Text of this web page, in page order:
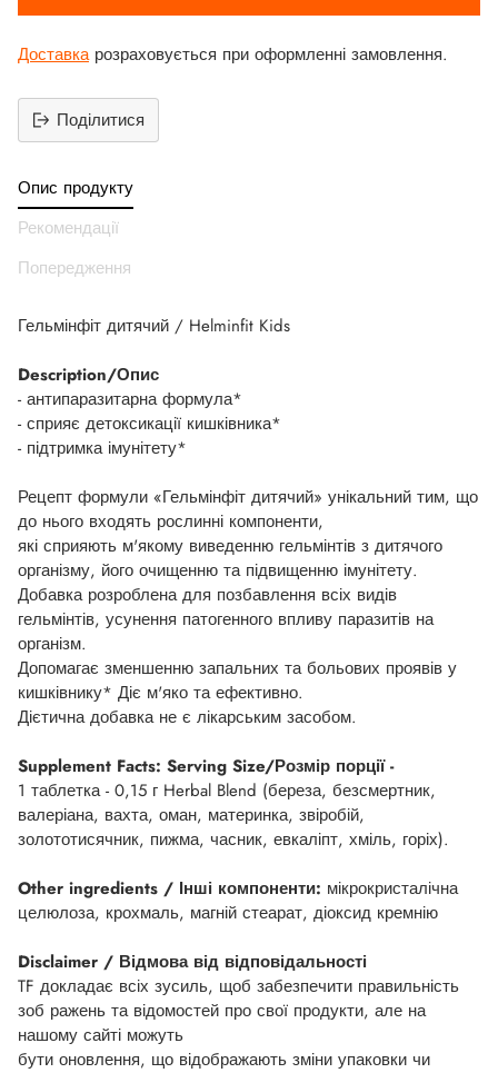
Доставкарозраховується при оформленні замовлення.
Поділитися
продукт
до
вашего
Опис продукту
Рекомендації
Попередження
Гельмінфіт дитячий / Helminfit Kids
Description/Опис
- антипаразитарна формула*
- сприяє детоксикації кишківника*
- підтримка імунітету*
Рецепт формули «Гельмінфіт дитячий» унікальний тим, що
до нього входять рослинні компоненти,
які сприяють м'якому виведенню гельмінтів з дитячого
організму, його очищенню та підвищенню імунітету.
Добавка розроблена для позбавлення всіх видів
гельмінтів, усунення патогенного впливу паразитів на
організм.
Допомагає зменшенню запальних та больових проявів у
кишківнику* Діє м'яко та ефективно.
Дієтична добавка не є лікарським засобом.
Supplement Facts: Serving Size/Розмір порції -
1 таблетка - 0,15 г Herbal Blend (береза, безсмертник,
валеріана, вахта, оман, материнка, звіробій,
золототисячник, пижма, часник, евкаліпт, хміль, горіх).
Other ingredients / Інші компоненти: мікрокристалічна
целюлоза, крохмаль, магній стеарат, діоксид кремнію
Disclaimer / Відмова від відповідальності
TF докладає всіх зусиль, щоб забезпечити правильність
зоб ражень та відомостей про свої продукти, але на
нашому сайті можуть
бути оновлення, що відображають зміни упаковки чи